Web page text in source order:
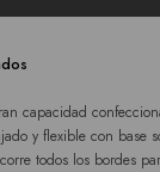
capacidad
y flexible con base
todos los bordes